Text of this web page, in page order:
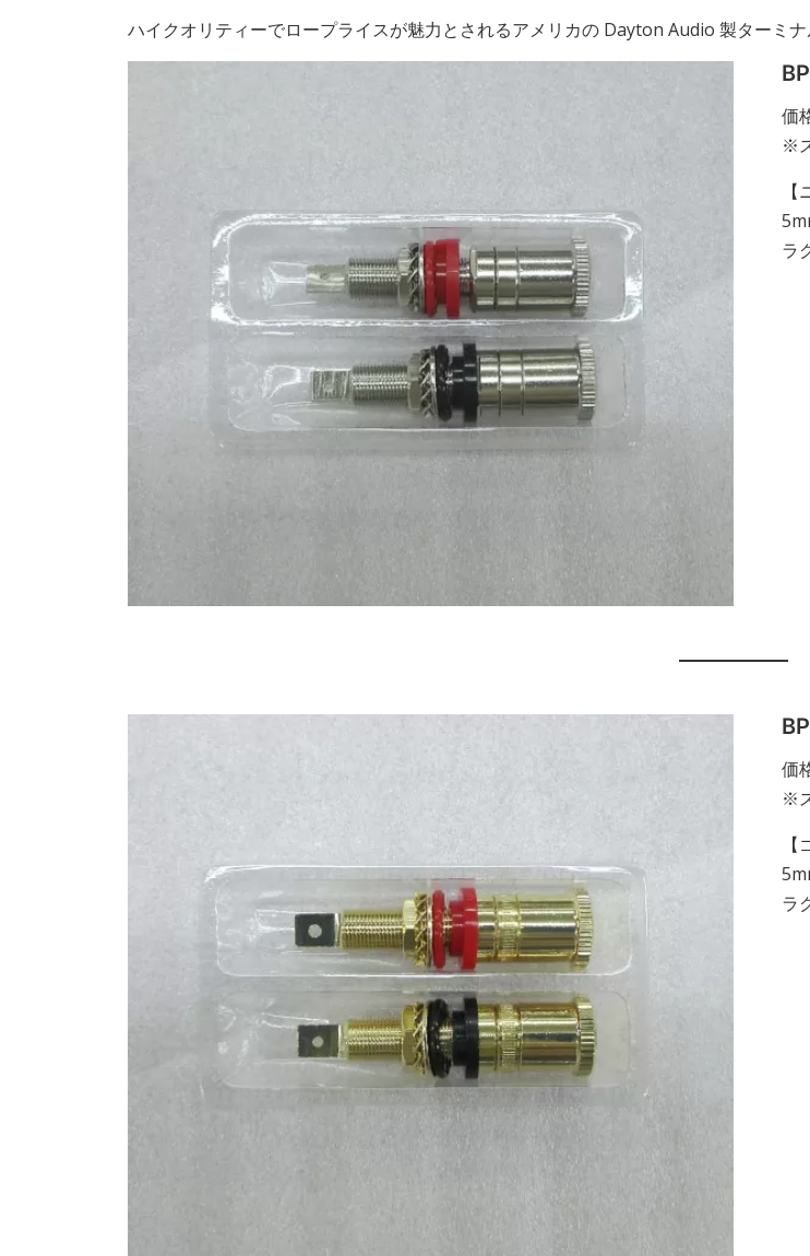
ハイクオリティーでロープライスが魅力とされるアメリカの Dayton Audio 製ターミナ
価
※
ラ
価
※
ラ